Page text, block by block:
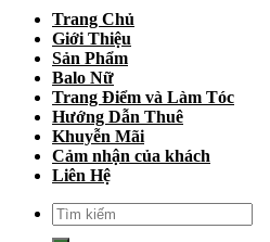
Trang Chủ
Giới Thiệu
Sản Phẩm
Balo Nữ
Trang Điểm và Làm Tóc
Hướng Dẫn Thuê
Khuyễn Mãi
Cảm nhận của khách
Liên Hệ